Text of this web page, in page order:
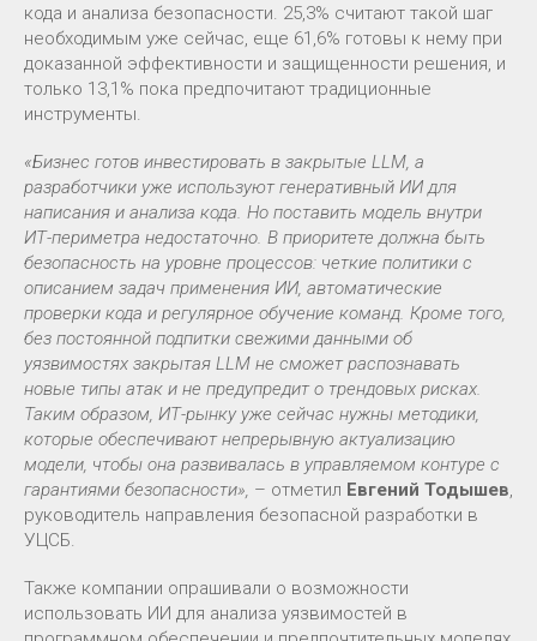
кода и анализа безопасности. 25,3% считают такой шаг
необходимым уже сейчас, еще 61,6% готовы к нему при
доказанной эффективности и защищенности решения, и
только 13,1% пока предпочитают традиционные
инструменты.
«Бизнес готов инвестировать в закрытые LLM, а
разработчики уже используют генеративный ИИ для
написания и анализа кода. Но поставить модель внутри
ИТ-периметра недостаточно. В приоритете должна быть
безопасность на уровне процессов: четкие политики с
описанием задач применения ИИ, автоматические
проверки кода и регулярное обучение команд. Кроме того,
без постоянной подпитки свежими данными об
уязвимостях закрытая LLM не сможет распознавать
новые типы атак и не предупредит о трендовых рисках.
Таким образом, ИТ-рынку уже сейчас нужны методики,
которые обеспечивают непрерывную актуализацию
модели, чтобы она развивалась в управляемом контуре с
гарантиями безопасности», – отметил Евгений Тодышев,
руководитель направления безопасной разработки в
УЦСБ.
Также компании опрашивали о возможности
использовать ИИ для анализа уязвимостей в